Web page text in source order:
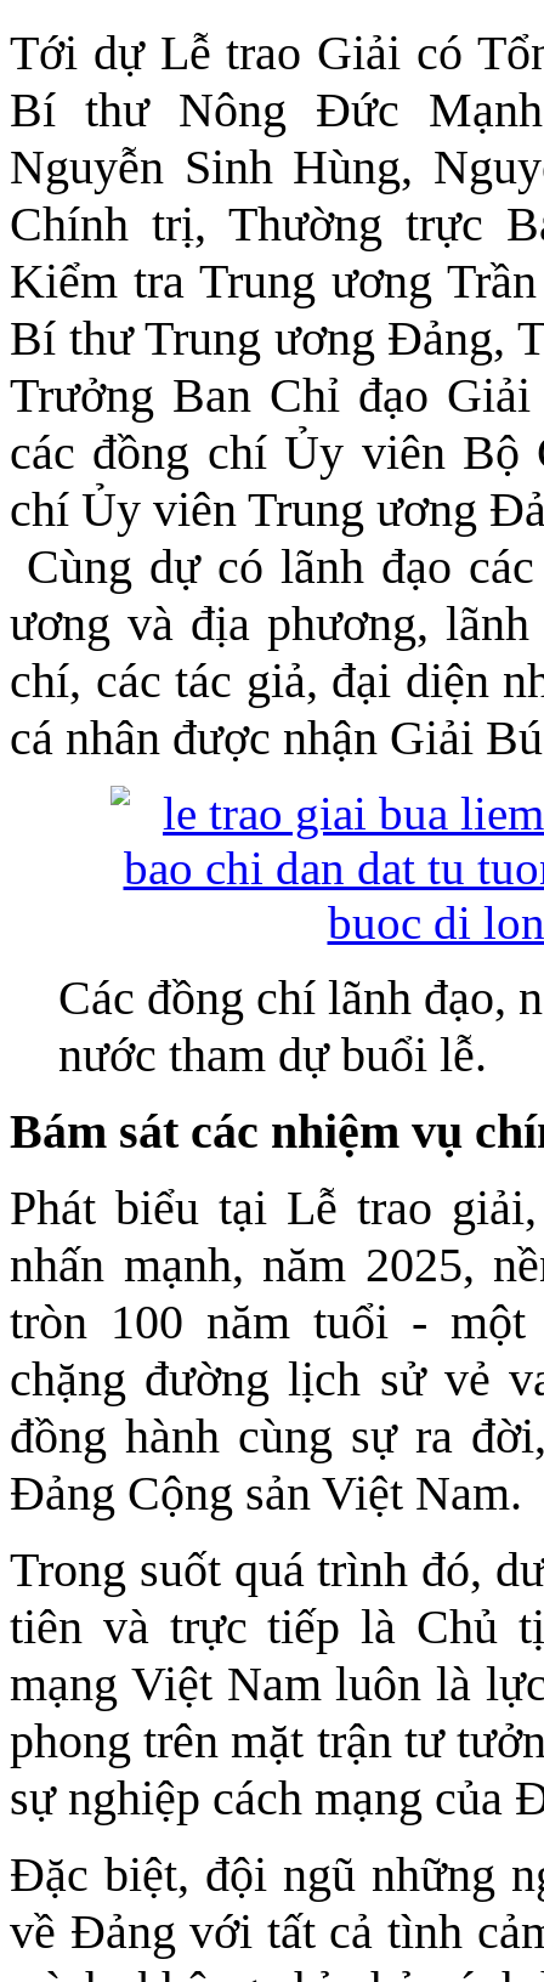
Tới dự Lễ trao Giải có
Bí thư Nông Đức
Nguyễn Sinh Hùng,
Chính trị, Thường trực
Kiểm tra Trung ương
Bí thư Trung ương Đảng,
Trưởng Ban Chỉ đạo
các đồng chí Ủy viên
chí Ủy viên Trung ương
Cùng dự có lãnh đạo
ương và địa phương,
chí, các tác giả, đại diện
cá nhân được nhận Giải
Các đồng chí lãnh đạo,
nước tham dự buổi lễ.
Bám sát các nhiệm vụ
Phát biểu tại Lễ trao
nhấn mạnh, năm 2025,
tròn 100 năm tuổi - một
chặng đường lịch sử vẻ
đồng hành cùng sự ra
Đảng Cộng sản Việt Nam.
Trong suốt quá trình đó,
tiên và trực tiếp là Chủ
mạng Việt Nam luôn là
phong trên mặt trận tư
sự nghiệp cách mạng của
Đặc biệt, đội ngũ những
về Đảng với tất cả tình